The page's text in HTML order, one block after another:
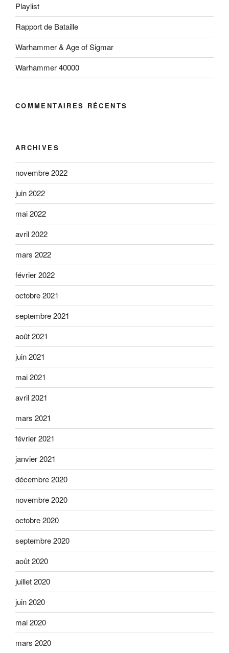
Playlist
Rapport de Bataille
Warhammer & Age of Sigmar
Warhammer 40000
COMMENTAIRES RÉCENTS
ARCHIVES
novembre 2022
juin 2022
mai 2022
avril 2022
mars 2022
février 2022
octobre 2021
septembre 2021
août 2021
juin 2021
mai 2021
avril 2021
mars 2021
février 2021
janvier 2021
décembre 2020
novembre 2020
octobre 2020
septembre 2020
août 2020
juillet 2020
juin 2020
mai 2020
mars 2020